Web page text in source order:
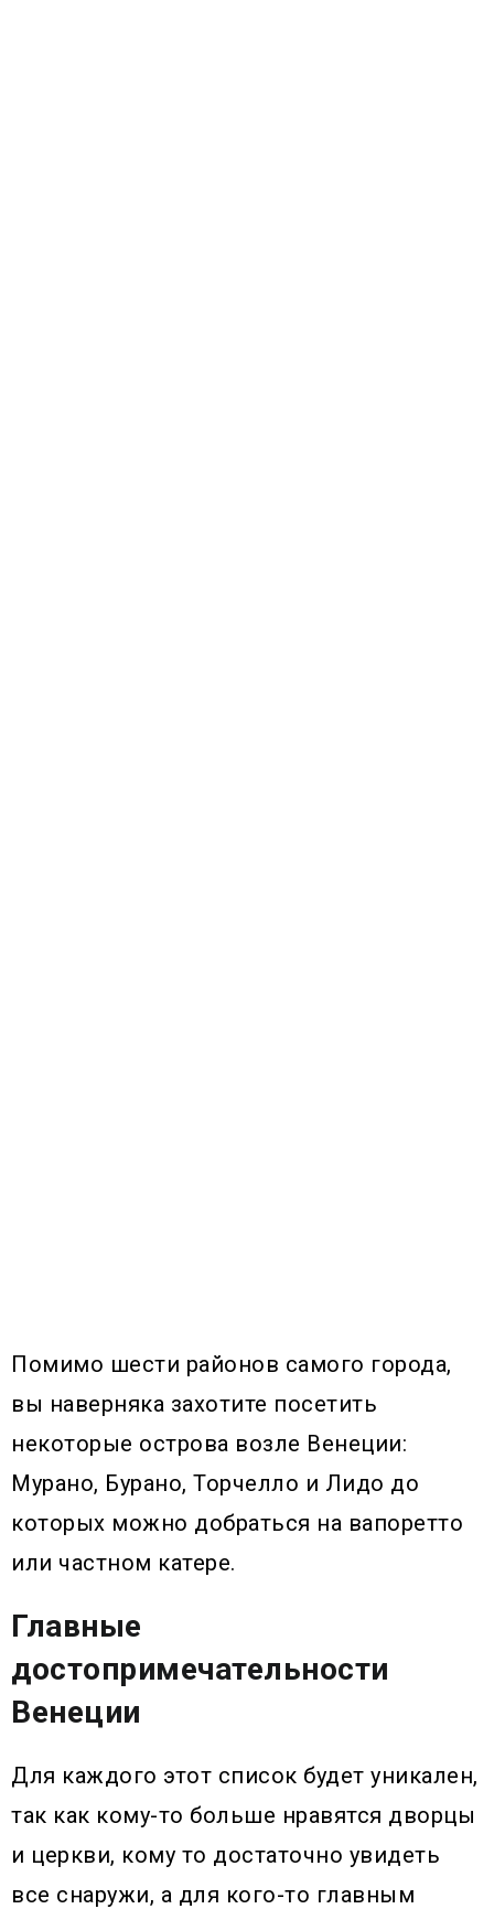
Помимо шести районов самого города,
вы наверняка захотите посетить
некоторые острова возле Венеции:
Мурано, Бурано, Торчелло и Лидо до
которых можно добраться на вапоретто
или частном катере.
Главные
достопримечательности
Венеции
Для каждого этот список будет уникален,
так как кому-то больше нравятся дворцы
и церкви, кому то достаточно увидеть
все снаружи, а для кого-то главным